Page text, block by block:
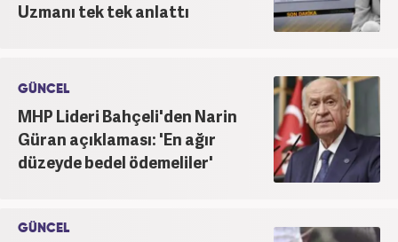
Uzmanı tek tek anlattı
GÜNCEL
MHP Lideri Bahçeli'den Narin
Güran açıklaması: 'En ağır
düzeyde bedel ödemeliler'
GÜNCEL